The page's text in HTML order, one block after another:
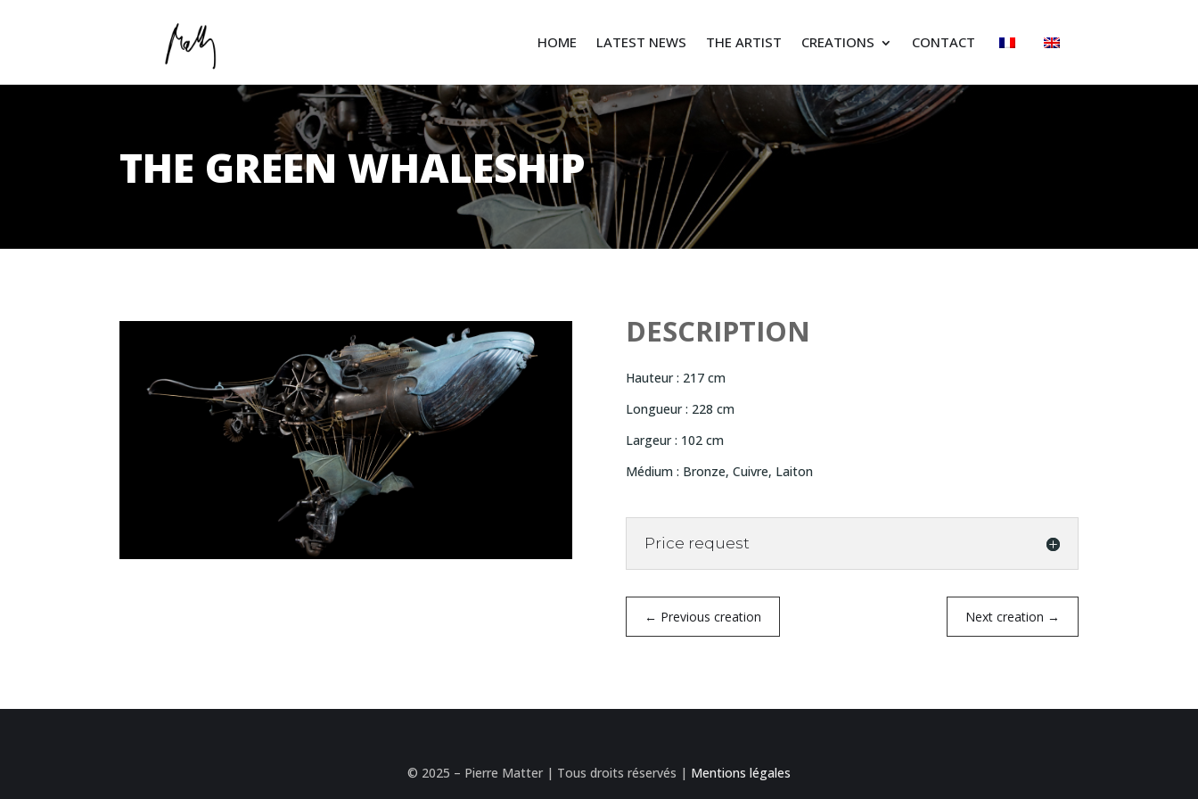
HOME LATEST NEWS THE ARTIST CREATIONS CONTACT
THE GREEN WHALESHIP
DESCRIPTION
Hauteur : 217 cm
Longueur : 228 cm
Largeur : 102 cm
Médium : Bronze, Cuivre, Laiton
Price request
← Previous creation Next creation →
© 2025 – Pierre Matter | Tous droits réservés | Mentions légales